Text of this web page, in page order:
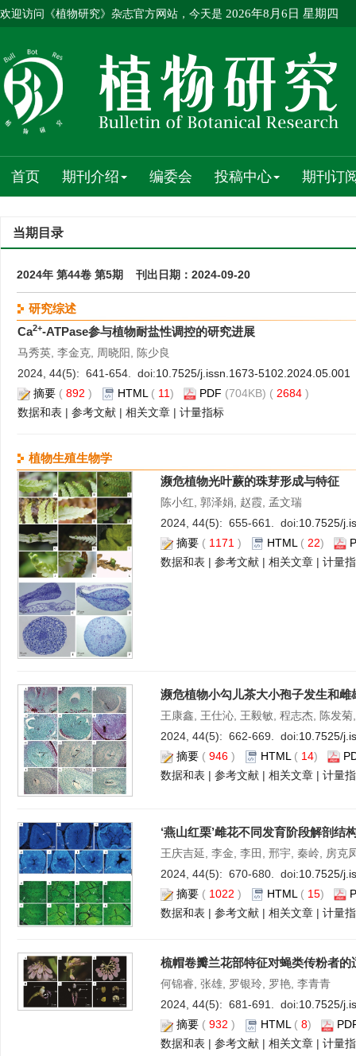
欢迎访问《植物研究》杂志官方网站，今天是 2026年8月6日 星期四
首页 期刊介绍 编委会 投稿中心 期刊订
当期目录
2024年 第44卷 第5期 刊出日期：2024-09-20
研究综述
Ca2+-ATPase参与植物耐盐性调控的研究进展
马秀英, 李金克, 周晓阳, 陈少良
2024, 44(5): 641-654. doi:10.7525/j.issn.1673-5102.2024.05.001
摘要 ( 892 ) HTML ( 11) PDF (704KB) ( 2684 )
数据和表 | 参考文献 | 相关文章 | 计量指标
植物生殖生物学
濒危植物光叶蕨的珠芽形成与特征
陈小红, 郭泽娟, 赵霞, 孟文瑞
2024, 44(5): 655-661. doi:10.7525/
摘要 ( 1171 ) HTML ( 22)
数据和表 | 参考文献 | 相关文章 | 计量
濒危植物小勾儿茶大小孢子发生和雌
王康鑫, 王仕沁, 王毅敏, 程志杰, 陈发菊
2024, 44(5): 662-669. doi:10.7525/
摘要 ( 946 ) HTML ( 14)
数据和表 | 参考文献 | 相关文章 | 计量
‘燕山红栗’雌花不同发育阶段解剖结
王庆吉延, 李金, 李田, 邢宇, 秦岭, 房克
2024, 44(5): 670-680. doi:10.7525/
摘要 ( 1022 ) HTML ( 15)
数据和表 | 参考文献 | 相关文章 | 计量
梳帽卷瓣兰花部特征对蝇类传粉者的
何锦睿, 张雄, 罗银玲, 罗艳, 李青青
2024, 44(5): 681-691. doi:10.7525/
摘要 ( 932 ) HTML( 8)
数据和表 | 参考文献 | 相关文章 | 计量